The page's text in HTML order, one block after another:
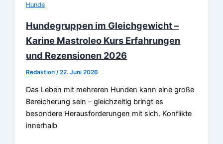
Hunde
Hundegruppen im Gleichgewicht –
Karine Mastroleo Kurs Erfahrungen
und Rezensionen 2026
Redaktion /22. Juni 2026
Das Leben mit mehreren Hunden kann eine große
Bereicherung sein – gleichzeitig bringt es
besondere Herausforderungen mit sich. Konflikte
innerhalb